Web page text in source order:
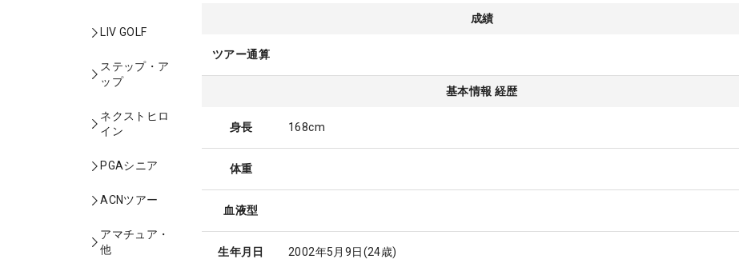
LIV GOLF
ステップ・ア
ップ
ネクストヒロ
イン
PGAシニア
ACNツアー
アマチュア・
他
成績
ツアー通算
基本情報 経歴
身長 168cm
体重
血液型
生年月日 2002年5月9日(24歳)